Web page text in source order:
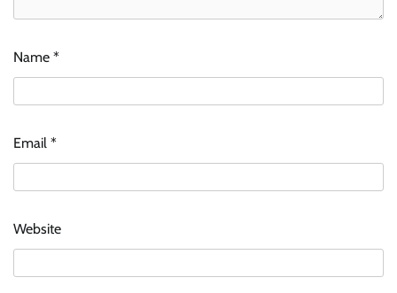
Name *
Email *
Website